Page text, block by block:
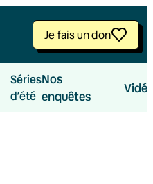
Je fais un don
Séries
d’été
Nos
enquêtes